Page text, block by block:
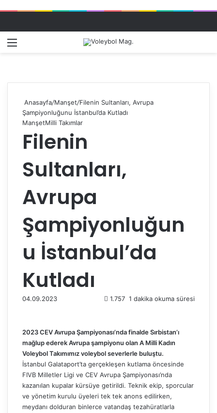
Anasayfa/Manşet/Filenin Sultanları, Avrupa
Şampiyonluğunu İstanbul’da Kutladı
ManşetMilli Takımlar
Filenin
Sultanları,
Avrupa
Şampiyonluğun
u İstanbul’da
Kutladı
04.09.2023 1.757 1 dakika okuma süresi
2023 CEV Avrupa Şampiyonası’nda finalde Sırbistan’ı
mağlup ederek Avrupa şampiyonu olan A Milli Kadın
Voleybol Takımımız voleybol severlerle buluştu.
İstanbul Galataport’ta gerçekleşen kutlama öncesinde
FIVB Milletler Ligi ve CEV Avrupa Şampiyonası’nda
kazanılan kupalar kürsüye getirildi. Teknik ekip, sporcular
ve yönetim kurulu üyeleri tek tek anons edilirken,
meydanı dolduran binlerce vatandaş tezahüratlarla